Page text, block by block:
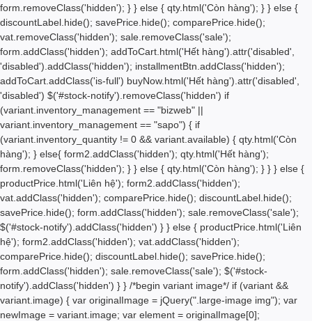
form.removeClass('hidden'); } } else { qty.html('Còn hàng'); } } else {
discountLabel.hide(); savePrice.hide(); comparePrice.hide();
vat.removeClass('hidden'); sale.removeClass('sale');
form.addClass('hidden'); addToCart.html('Hết hàng').attr('disabled',
'disabled').addClass('hidden'); installmentBtn.addClass('hidden');
addToCart.addClass('is-full') buyNow.html('Hết hàng').attr('disabled',
'disabled') $('#stock-notify').removeClass('hidden') if
(variant.inventory_management == "bizweb" ||
variant.inventory_management == "sapo") { if
(variant.inventory_quantity != 0 && variant.available) { qty.html('Còn
hàng'); } else{ form2.addClass('hidden'); qty.html('Hết hàng');
form.removeClass('hidden'); } } else { qty.html('Còn hàng'); } } } else {
productPrice.html('Liên hệ'); form2.addClass('hidden');
vat.addClass('hidden'); comparePrice.hide(); discountLabel.hide();
savePrice.hide(); form.addClass('hidden'); sale.removeClass('sale');
$('#stock-notify').addClass('hidden') } } else { productPrice.html('Liên
hệ'); form2.addClass('hidden'); vat.addClass('hidden');
comparePrice.hide(); discountLabel.hide(); savePrice.hide();
form.addClass('hidden'); sale.removeClass('sale'); $('#stock-
notify').addClass('hidden') } } /*begin variant image*/ if (variant &&
variant.image) { var originalImage = jQuery(".large-image img"); var
newImage = variant.image; var element = originalImage[0];